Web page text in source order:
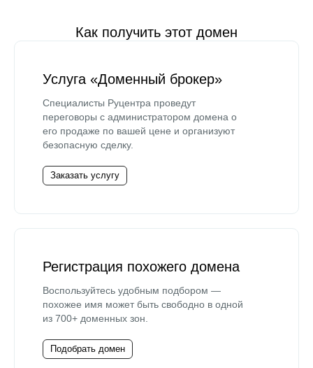
Как получить этот домен
Услуга «Доменный брокер»
Специалисты Руцентра проведут
переговоры с администратором домена о
его продаже по вашей цене и организуют
безопасную сделку.
Заказать услугу
Регистрация похожего домена
Воспользуйтесь удобным подбором —
похожее имя может быть свободно в одной
из 700+ доменных зон.
Подобрать домен